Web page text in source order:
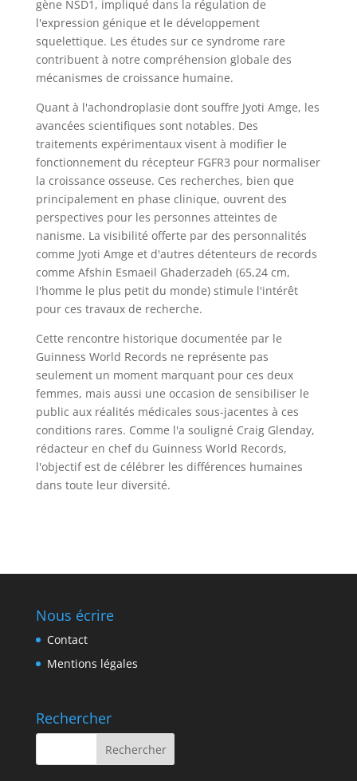
gène NSD1, impliqué dans la régulation de
l'expression génique et le développement
squelettique. Les études sur ce syndrome rare
contribuent à notre compréhension globale des
mécanismes de croissance humaine.
Quant à l'achondroplasie dont souffre Jyoti Amge, les
avancées scientifiques sont notables. Des
traitements expérimentaux visent à modifier le
fonctionnement du récepteur FGFR3 pour normaliser
la croissance osseuse. Ces recherches, bien que
principalement en phase clinique, ouvrent des
perspectives pour les personnes atteintes de
nanisme. La visibilité offerte par des personnalités
comme Jyoti Amge et d'autres détenteurs de records
comme Afshin Esmaeil Ghaderzadeh (65,24 cm,
l'homme le plus petit du monde) stimule l'intérêt
pour ces travaux de recherche.
Cette rencontre historique documentée par le
Guinness World Records ne représente pas
seulement un moment marquant pour ces deux
femmes, mais aussi une occasion de sensibiliser le
public aux réalités médicales sous-jacentes à ces
conditions rares. Comme l'a souligné Craig Glenday,
rédacteur en chef du Guinness World Records,
l'objectif est de célébrer les différences humaines
dans toute leur diversité.
Nous écrire
Contact
Mentions légales
Rechercher